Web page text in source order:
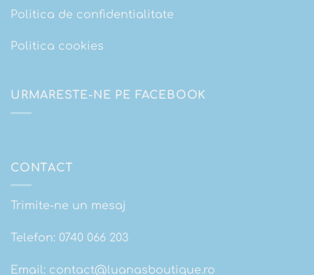
Politica de confidentialitate
Politica cookies
URMARESTE-NE PE FACEBOOK
CONTACT
Trimite-ne un mesaj
Telefon: 0740 066 203
Email: contact@luanasboutique.ro